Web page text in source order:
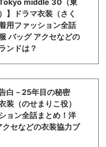
能人】
】ドラマ衣装（さく
用ファッション全話
バッグ アクセなどの
ンドは？
白－25年目の秘密
装（のせまりこ役）
ョン全話まとめ！洋
クセなどの衣装協力ブ